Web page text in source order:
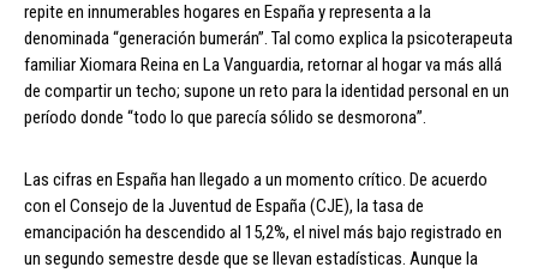
repite en innumerables hogares en España y representa a la
denominada “generación bumerán”. Tal como explica la psicoterapeuta
familiar Xiomara Reina en La Vanguardia, retornar al hogar va más allá
de compartir un techo; supone un reto para la identidad personal en un
período donde “todo lo que parecía sólido se desmorona”.
Las cifras en España han llegado a un momento crítico. De acuerdo
con el Consejo de la Juventud de España (CJE), la tasa de
emancipación ha descendido al 15,2%, el nivel más bajo registrado en
un segundo semestre desde que se llevan estadísticas. Aunque la